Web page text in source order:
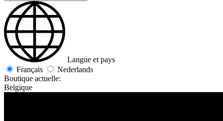
Langue et pays
Français
Nederlands
Boutique actuelle:
Belgique